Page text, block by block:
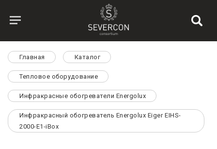
Главная Каталог
Тепловое оборудование
Инфракрасные обогреватели Energolux
Инфракрасный обогреватель Energolux Eiger EIHS-
2000-E1-iBox